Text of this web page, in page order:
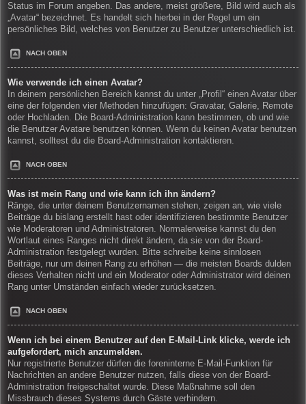
Status im Forum angeben. Das andere, meist größere, Bild wird auch als
„Avatar“ bezeichnet. Es handelt sich hierbei in der Regel um ein
persönliches Bild, welches von Benutzer zu Benutzer unterschiedlich ist.
NACH OBEN
Wie verwende ich einen Avatar?
In deinem persönlichen Bereich kannst du unter „Profil“ einen Avatar über
eine der folgenden vier Methoden hinzufügen: Gravatar, Galerie, Remote
oder Hochladen. Die Board-Administration kann bestimmen, ob und wie
die Benutzer Avatare benutzen können. Wenn du keinen Avatar benutzen
kannst, solltest du die Board-Administration kontaktieren.
NACH OBEN
Was ist mein Rang und wie kann ich ihn ändern?
Ränge, die unter deinem Benutzernamen stehen, zeigen an, wie viele
Beiträge du bislang erstellt hast oder identifizieren bestimmte Benutzer
wie Moderatoren und Administratoren. Normalerweise kannst du den
Wortlaut eines Ranges nicht direkt ändern, da sie von der Board-
Administration festgelegt wurden. Bitte schreibe keine sinnlosen
Beiträge, nur um deinen Rang zu erhöhen — die meisten Boards dulden
dieses Verhalten nicht und ein Moderator oder Administrator wird deinen
Rang unter Umständen einfach wieder zurücksetzen.
NACH OBEN
Wenn ich bei einem Benutzer auf den E-Mail-Link klicke, werde ich
aufgefordert, mich anzumelden.
Nur registrierte Benutzer dürfen die foreninterne E-Mail-Funktion für
Nachrichten an andere Benutzer nutzen, falls diese von der Board-
Administration freigeschaltet wurde. Diese Maßnahme soll den
Missbrauch dieses Systems durch Gäste verhindern.